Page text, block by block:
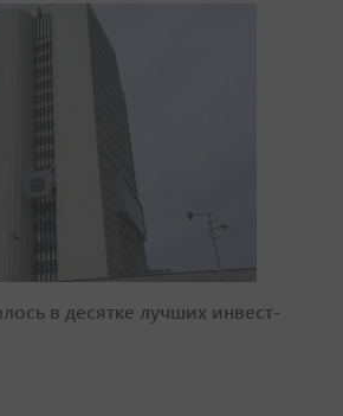
в десятке лучших инвест-